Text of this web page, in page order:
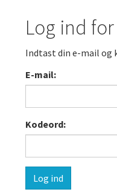
Log ind
Indtast din e-mail og
E-mail:
Kodeord: